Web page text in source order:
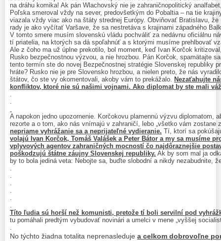
na dráhu komika! Ak pán Wlachovský nie je zahraničnopolitický
Poľska smeroval vždy na sever, predovšetkým do Pobaltia – na tie
viazala vždy viac ako na štáty strednej Európy. Obviňovať Bratislavu,
rady je ako vyčítať Varšave, že sa nestretáva s krajinami západného
V tomto smere musím slovenskú vládu pochváliť za nedávnu oficiálnu
tí priatelia, na ktorých sa dá spoľahnúť a s ktorými musíme prehlbovať
Ale z čoho ma už úplne prekotilo, bol moment, keď Ivan Korčok
Rusko bezpečnostnou výzvou, a nie hrozbou. Pán Korčok, spamätajte
tento termín ste do novej Bezpečnostnej stratégie Slovenskej republiky
hráte? Rusko nie je pre Slovensko hrozbou, a nielen preto, že nás
štátov, čo ste vy okomentovali, akoby vám to prekážalo. Nezaťahujte
konfliktov, ktoré nie sú našimi vojnami. Ako diplomat by ste mali
.
.
A napokon jedno upozornenie. Korčokovu plamennú výzvu diplomatom,
rezorte a o tom, ako nás vnímajú v zahraničí, lebo „všetko vám zostane
nepriame vyhrážanie sa a neprijateľné vydieranie. Tí, ktorí sa
volajú Ivan Korčok, Tomáš Valášek a Peter Bátor a my sa musíme
vplyvových agentov zahraničných mocností čo najdôraznejšie
poškodzujú štátne záujny Slovenskej republiky. Ak by som mal ja
by to bola jediná veta: Nebojte sa, buďte slobodní a nikdy nezabudnite,
.
.
.
.
.
.
Títo ľudia sú horší než komunisti, pretože tí boli servilní pod
tu pomáhali predtým vybudovať novinári a umelci v mene „vyššej
.
No týchto žiadna totalita neprenasleduje a celkom dobrovoľne